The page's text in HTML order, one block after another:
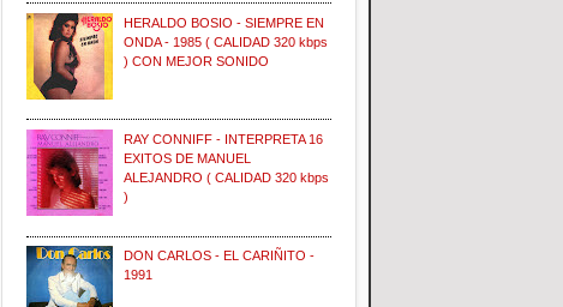
HERALDO BOSIO - SIEMPRE EN
ONDA - 1985 ( CALIDAD 320 kbps
) CON MEJOR SONIDO
RAY CONNIFF - INTERPRETA 16
EXITOS DE MANUEL
ALEJANDRO ( CALIDAD 320 kbps
)
DON CARLOS - EL CARIÑITO -
1991